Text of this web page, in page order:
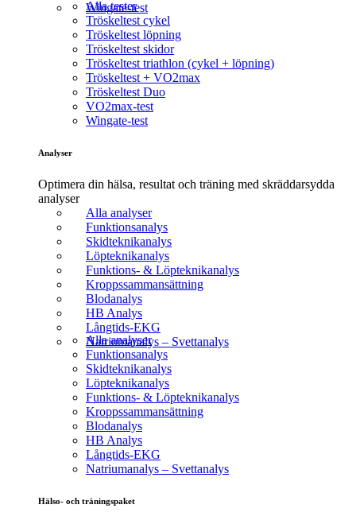
Wingate-test
Alla tester
Tröskeltest cykel
Tröskeltest löpning
Tröskeltest skidor
Tröskeltest triathlon (cykel + löpning)
Tröskeltest + VO2max
Tröskeltest Duo
VO2max-test
Wingate-test
Analyser
Optimera din hälsa, resultat och träning med skräddarsydda
analyser
Alla analyser
Funktionsanalys
Skidteknikanalys
Löpteknikanalys
Funktions- & Löpteknikanalys
Kroppssammansättning
Blodanalys
HB Analys
Långtids-EKG
Natriumanalys – Svettanalys
Alla analyser
Funktionsanalys
Skidteknikanalys
Löpteknikanalys
Funktions- & Löpteknikanalys
Kroppssammansättning
Blodanalys
HB Analys
Långtids-EKG
Natriumanalys – Svettanalys
Hälso- och träningspaket